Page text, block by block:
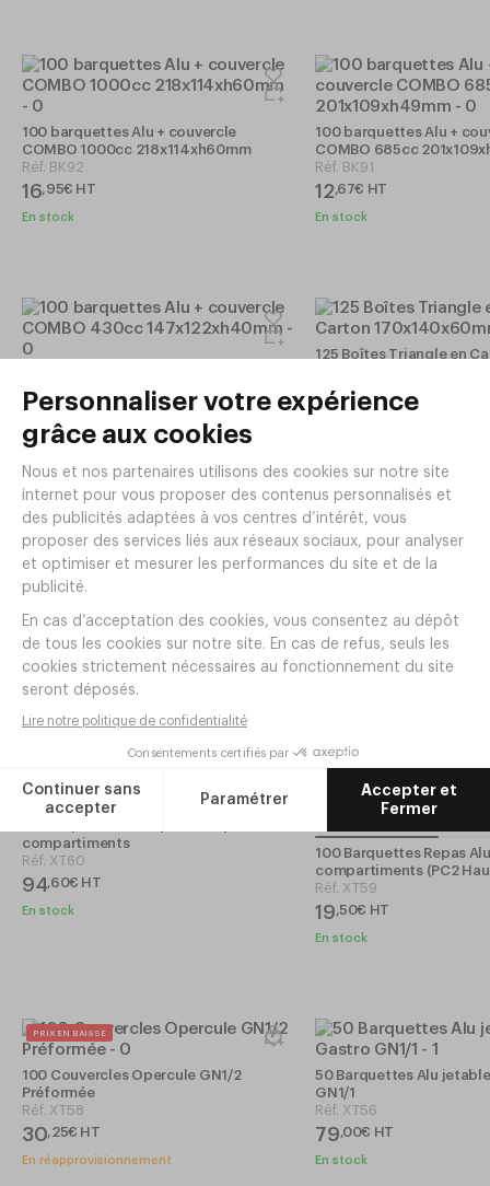
100 barquettes Alu + couvercle
COMBO 1000cc 218x114xh60mm
Réf. BK92
16,95€ HT
En stock
100 barquettes Alu +
COMBO 685cc
Réf. BK91
12,67€ HT
En stock
COMBO 430cc 147x122xh40mm
Réf. BK90
8,60€ HT
125 Boîtes Triangle en
Réf.
TM95
26,40€ HT
25 Assiettes avec couvercle WOKIPACK
Ø206 PP Noir
En stock
BOX
Réf. AH87
5 ,90€ HT
PRIX EN BAISSE
compartiments
Réf. XT60
94,60€ HT
En stock
PRIX EN BAISSE
100 Barquettes Repas
compartiments (PC2
Réf. XT59
19,50€ HT
En stock
PRIX EN BAISSE
100 Couvercles Opercule GN1/2
Préformée
Réf. XT58
30,25€ HT
En réapprovisionnement
50 Barquettes Alu
GN1/1
Réf. XT56
79,00€ HT
En stock